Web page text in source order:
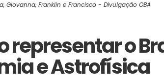
Giovanna, Franklin e Francisco - Divulgação OBA
representar o
e Astrofísica